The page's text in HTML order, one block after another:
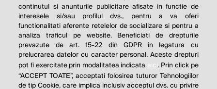
continutul si anunturile publicitare afisate in functie de
interesele si/sau profilul dvs., pentru a va oferi
functionalitati aferente retelelor de socializare si pentru a
analiza traficul pe website. Beneficiati de drepturile
prevazute de art. 15-22 din GDPR in legatura cu
prelucrarea datelor cu caracter personal. Aceste drepturi
pot fi exercitate prin modalitatea indicata aici. Prin click pe
“ACCEPT TOATE”, acceptati folosirea tuturor Tehnologiilor
de tip Cookie, care implica inclusiv acceptul dvs. cu privire